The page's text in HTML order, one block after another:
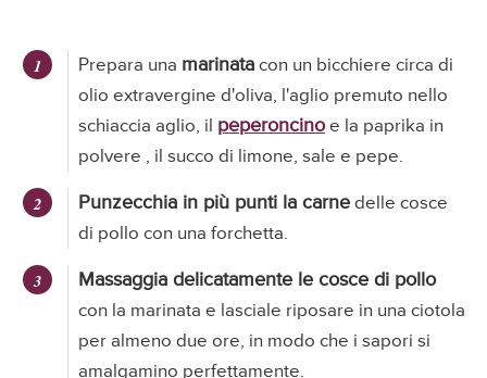
Prepara una marinata con un bicchiere circa di
olio extravergine d'oliva, l'aglio premuto nello
schiaccia aglio, il peperoncinoe la paprika in
polvere , il succo di limone, sale e pepe.
Punzecchia in più punti la carne delle cosce
di pollo con una forchetta.
Massaggia delicatamente le cosce di pollo
con la marinata e lasciale riposare in una ciotola
per almeno due ore, in modo che i sapori si
amalgamino perfettamente.